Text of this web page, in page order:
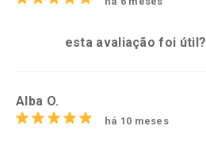
esta avaliação foi útil?
Alba O.
há 10 meses